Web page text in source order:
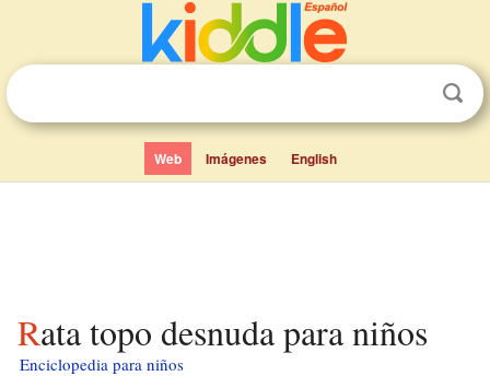
Web Imágenes English
Rata topo desnuda para niños
Enciclopedia para niños